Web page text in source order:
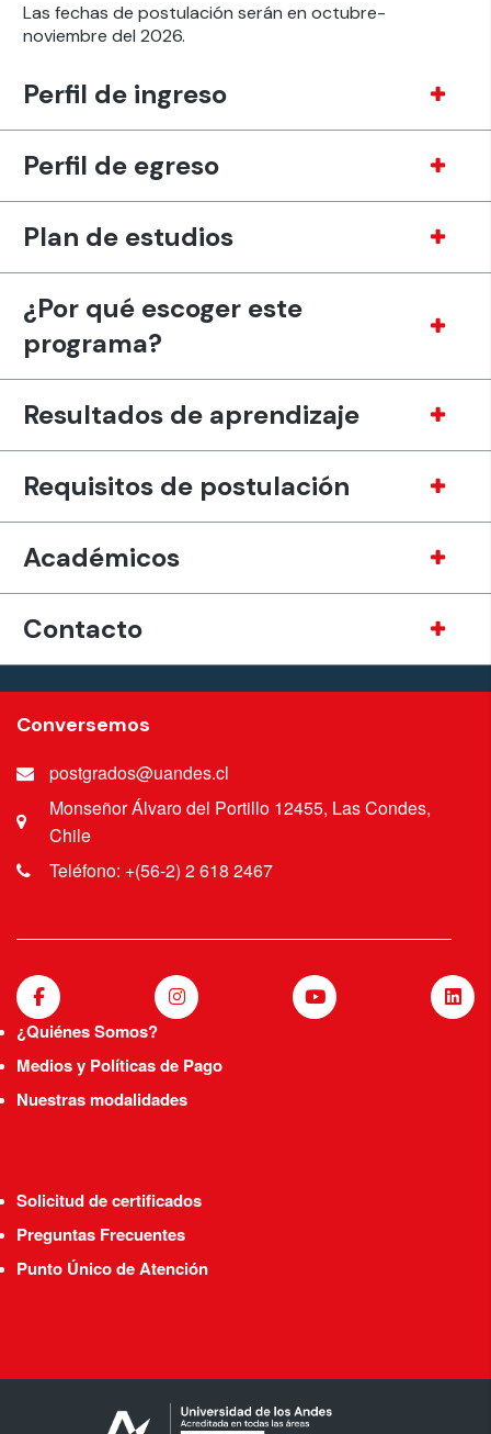
Las fechas de postulación serán en octubre-
noviembre del 2026.
Perfil de ingreso
Perfil de egreso
Plan de estudios
¿Por qué escoger este
programa?
Resultados de aprendizaje
Requisitos de postulación
Académicos
Contacto
Conversemos
postgrados@uandes.cl
Monseñor Álvaro del Portillo 12455, Las Condes,
Chile
Teléfono: +(56-2) 2 618 2467
¿Quiénes Somos?
Medios y Políticas de Pago
Nuestras modalidades
Solicitud de certificados
Preguntas Frecuentes
Punto Único de Atención